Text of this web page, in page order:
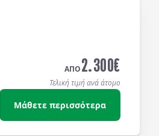
ΑΠΟ2.300€
Τελική τιμή ανά άτομο
Μάθετε περισσότερα